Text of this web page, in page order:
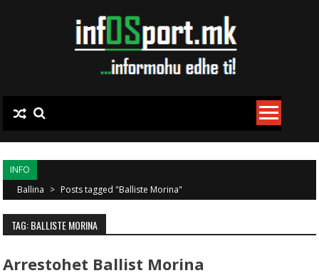
INFO
Ballina > Posts tagged "Balliste Morina"
TAG: BALLISTE MORINA
Arrestohet Ballist Morina